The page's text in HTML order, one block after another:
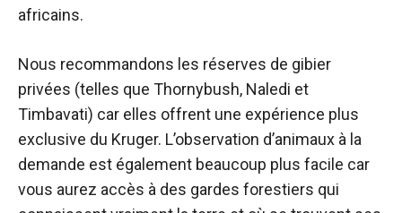
africains.
Nous recommandons les réserves de gibier
privées (telles que Thornybush, Naledi et
Timbavati) car elles offrent une expérience plus
exclusive du Kruger. L’observation d’animaux à la
demande est également beaucoup plus facile car
vous aurez accès à des gardes forestiers qui